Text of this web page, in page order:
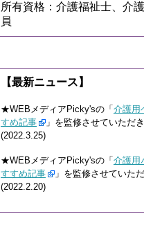
所有資格：介護福祉士、介
員
【最新ニュース】
★WEBメディアPicky'sの「 介護用
すめ記事
」を監修させていただき
(2022.3.25)
★WEBメディアPicky'sの「 介護用
すすめ記事
」を監修させていた
(2022.2.20)